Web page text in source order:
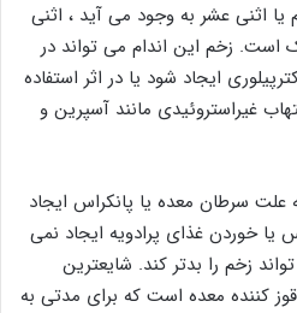
اثنی عشر به وجود می آید ، اثنی
زخم این اندام می تواند در
ایجاد شود یا در اثر استفاده
غیراستروئیدی مانند آسپرین و
علت سرطان معده یا پانکراس ایجاد
خوردن غذای پرادویه ایجاد نمی
زخم را بدتر کند. شایعترین
کننده معده است که برای مدتی به